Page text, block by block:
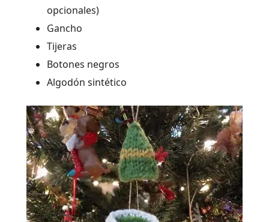
opcionales)
Gancho
Tijeras
Botones negros
Algodón sintético